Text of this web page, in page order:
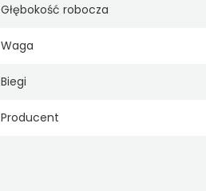
Głębokość robocza
Waga
Biegi
Producent